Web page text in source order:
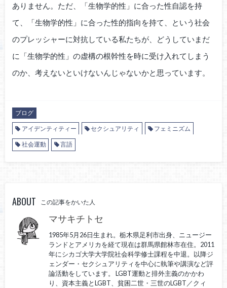
ありません。ただ、「生物学的性」に合った性自認を持
て、「生物学的性」に合った性的指向を持て、という社会
のプレッシャーに対抗している私たちが、どうしていまだ
に「生物学的性」の虚構の根幹性を時に受け入れてしまう
のか、考えないといけないんじゃないかと思っています。
ブログ
アイデンティティー
セクシュアリティ フェミニズム
社会運動 言語
ABOUT この記事をかいた人
マサキチトセ
1985年5月26日生まれ。栃木県足利市出身、ニュージー
ランドとアメリカを経て現在は群馬県館林市在住。2011
年にシカゴ大学大学院社会科学修士課程を中退。以降ジ
ェンダー・セクシュアリティを中心に執筆や講演など評
論活動をしています。 LGBT運動と排外主義のかかわ
り、資本主義とLGBT、貧困二世・三世のLGBT／クィ